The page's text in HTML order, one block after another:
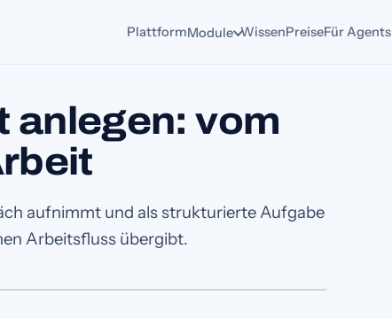
PlattformModule WissenPreiseFür Agents
anlegen: vom
aufnimmt und als strukturierte Aufgabe
Arbeitsfluss übergibt.